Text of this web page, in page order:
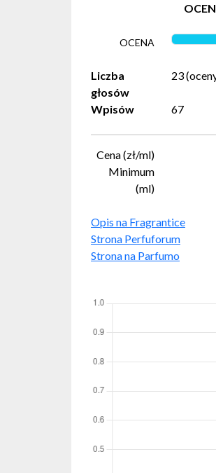
OCENA
Liczba
głosów
23
Wpisów 67
Cena (zł/ml)
Minimum
(ml)
Opis na Fragrantice
Strona Perfuforum
Strona na Parfumo